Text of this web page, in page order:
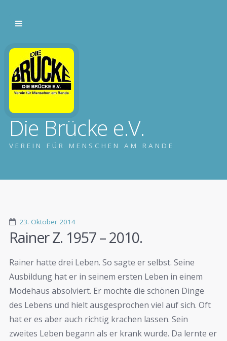
Die Brücke e.V.
VEREIN FÜR MENSCHEN AM RANDE
23. Oktober 2014
Rainer Z. 1957 – 2010.
Rainer hatte drei Leben. So sagte er selbst. Seine
Ausbildung hat er in seinem ersten Leben in einem
Modehaus absolviert. Er mochte die schönen Dinge
des Lebens und hielt ausgesprochen viel auf sich. Oft
hat er es aber auch richtig krachen lassen. Sein
zweites Leben begann als er krank wurde. Da lernte er